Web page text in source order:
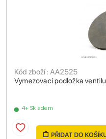
Vymezovací podložka
Kód zboží : AA2525
4+ Skladem
PŘIDAT DO